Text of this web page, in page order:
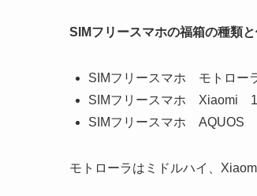
SIMフリースマホの福箱の種類
SIMフリースマホ モトロー
SIMフリースマホ Xiaomi
SIMフリースマホ AQUOS
モトローラはミドルハイ、